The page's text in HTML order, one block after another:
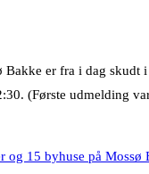
er fra i dag
(Første udmelding